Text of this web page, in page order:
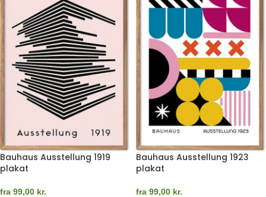
Bauhaus Ausstellung 1919
plakat
fra 99,00 kr.
Bauhaus Ausstellung 1923
plakat
fra 99,00 kr.